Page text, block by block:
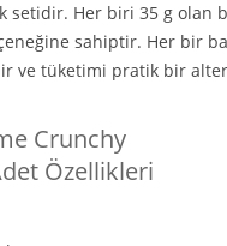
Her biri 35 g olan
sahiptir. Her bir
ve tüketimi pratik bir
Crunchy
Özellikleri